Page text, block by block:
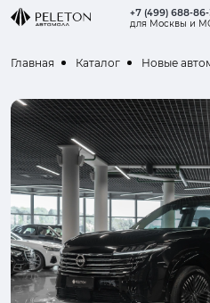
+7 (499) 688-
для Москвы и
Главная Каталог Новые